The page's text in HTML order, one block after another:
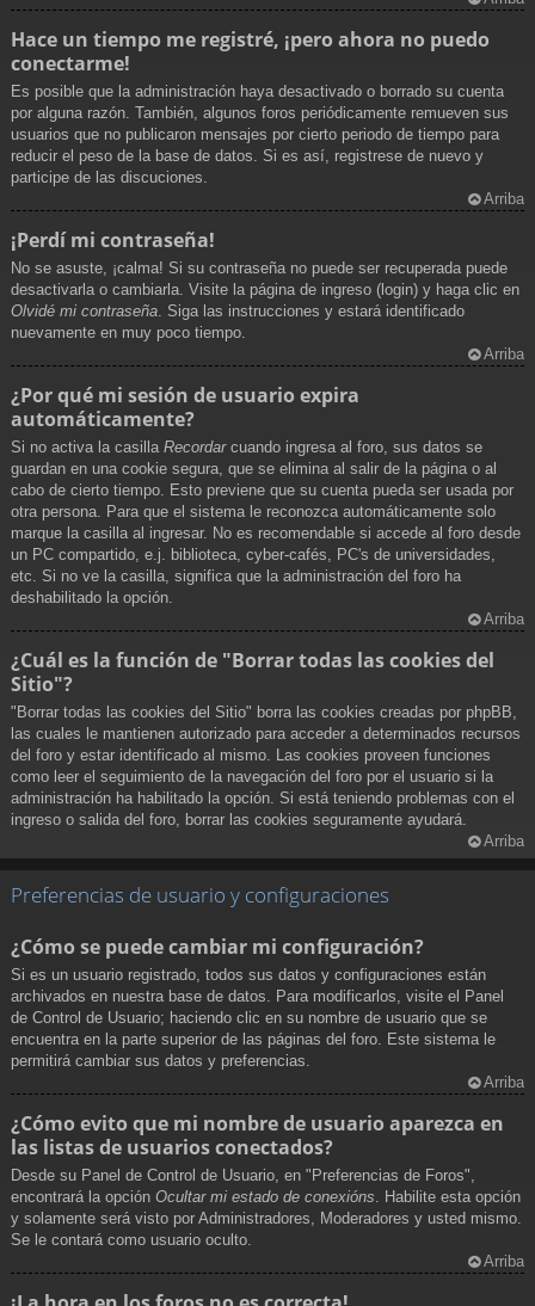
Hace un tiempo me registré, ¡pero ahora no puedo
conectarme!
Es posible que la administración haya desactivado o borrado su cuenta
por alguna razón. También, algunos foros periódicamente remueven sus
usuarios que no publicaron mensajes por cierto periodo de tiempo para
reducir el peso de la base de datos. Si es así, registrese de nuevo y
participe de las discuciones.
Arriba
¡Perdí mi contraseña!
No se asuste, ¡calma! Si su contraseña no puede ser recuperada puede
desactivarla o cambiarla. Visite la página de ingreso (login) y haga clic en
Olvidé mi contraseña . Siga las instrucciones y estará identificado
nuevamente en muy poco tiempo.
Arriba
¿Por qué mi sesión de usuario expira
automáticamente?
Si no activa la casilla Recordarcuando ingresa al foro, sus datos se
guardan en una cookie segura, que se elimina al salir de la página o al
cabo de cierto tiempo. Esto previene que su cuenta pueda ser usada por
otra persona. Para que el sistema le reconozca automáticamente solo
marque la casilla al ingresar. No es recomendable si accede al foro desde
un PC compartido, e.j. biblioteca, cyber-cafés, PC's de universidades,
etc. Si no ve la casilla, significa que la administración del foro ha
deshabilitado la opción.
Arriba
¿Cuál es la función de "Borrar todas las cookies del
Sitio"?
"Borrar todas las cookies del Sitio" borra las cookies creadas por phpBB,
las cuales le mantienen autorizado para acceder a determinados recursos
del foro y estar identificado al mismo. Las cookies proveen funciones
como leer el seguimiento de la navegación del foro por el usuario si la
administración ha habilitado la opción. Si está teniendo problemas con el
ingreso o salida del foro, borrar las cookies seguramente ayudará.
Arriba
Preferencias de usuario y configuraciones
¿Cómo se puede cambiar mi configuración?
Si es un usuario registrado, todos sus datos y configuraciones están
archivados en nuestra base de datos. Para modificarlos, visite el Panel
de Control de Usuario; haciendo clic en su nombre de usuario que se
encuentra en la parte superior de las páginas del foro. Este sistema le
permitirá cambiar sus datos y preferencias.
Arriba
¿Cómo evito que mi nombre de usuario aparezca en
las listas de usuarios conectados?
Desde su Panel de Control de Usuario, en "Preferencias de Foros",
encontrará la opción Ocultar mi estado de conexións. Habilite esta opción
y solamente será visto por Administradores, Moderadores y usted mismo.
Se le contará como usuario oculto.
Arriba